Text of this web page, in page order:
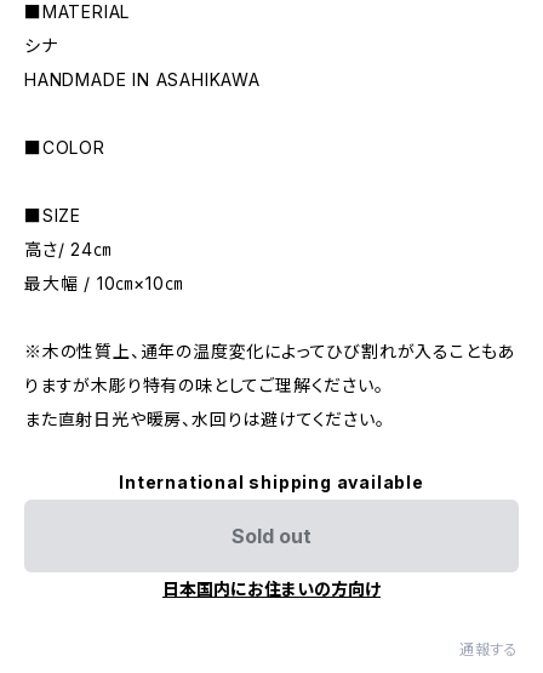
■MATERIAL
シナ
HANDMADE IN ASAHIKAWA
■COLOR
■SIZE
高さ/ 24㎝
最大幅 / 10㎝×10㎝
※木の性質上、通年の温度変化によってひび割れが入ることもあ
りますが木彫り特有の味としてご理解ください。
また直射日光や暖房、水回りは避けてください。
International shipping available
Sold out
日本国内にお住まいの方向け
通報する